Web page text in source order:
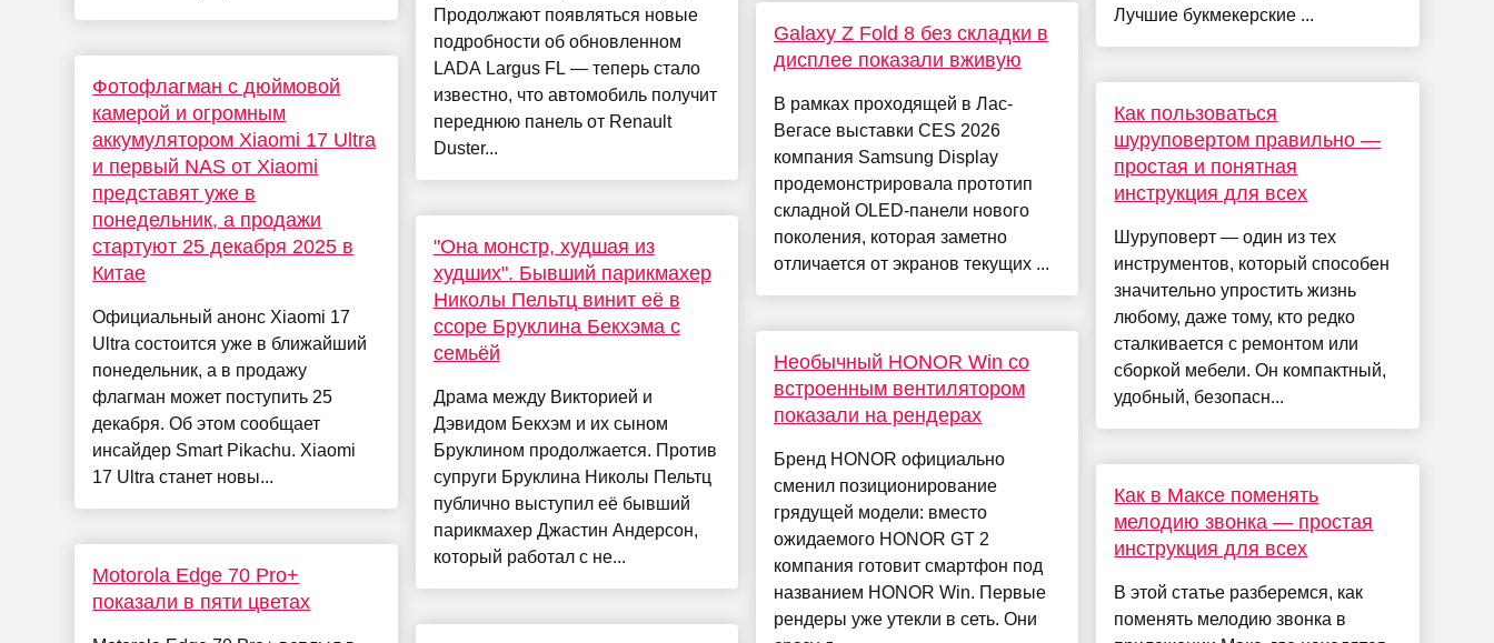
Фотофлагман с дюймовой
камерой и огромным
аккумулятором Xiaomi 17 Ultra
и первый NAS от Xiaomi
представят уже в
понедельник, а продажи
стартуют 25 декабря 2025 в
Китае
Официальный анонс Xiaomi 17
Ultra состоится уже в ближайший
понедельник, а в продажу
флагман может поступить 25
декабря. Об этом сообщает
инсайдер Smart Pikachu. Xiaomi
17 Ultra станет новы...
Motorola Edge 70 Pro+
показали в пяти цветах
Продолжают появляться новые
подробности об обновленном
LADA Largus FL — теперь стало
известно, что автомобиль получит
переднюю панель от Renault
Duster...
"Она монстр, худшая из
худших". Бывший парикмахер
Николы Пельтц винит её в
ссоре Бруклина Бекхэма с
семьёй
Драма между Викторией и
Дэвидом Бекхэм и их сыном
Бруклином продолжается. Против
супруги Бруклина Николы Пельтц
публично выступил её бывший
парикмахер Джастин Андерсон,
который работал с не...
Galaxy Z Fold 8 без складки в
дисплее показали вживую
В рамках проходящей в Лас-
Вегасе выставки CES 2026
компания Samsung Display
продемонстрировала прототип
складной OLED-панели нового
поколения, которая заметно
отличается от экранов текущих ...
Необычный HONOR Win со
встроенным вентилятором
показали на рендерах
Бренд HONOR официально
сменил позиционирование
грядущей модели: вместо
ожидаемого HONOR GT 2
компания готовит смартфон под
названием HONOR Win. Первые
рендеры уже утекли в сеть. Они
Лучшие букмекерские ...
Как пользоваться
шуруповертом правильно —
простая и понятная
инструкция для всех
Шуруповерт — один из тех
инструментов, который способен
значительно упростить жизнь
любому, даже тому, кто редко
сталкивается с ремонтом или
сборкой мебели. Он компактный,
удобный, безопасн...
Как в Максе поменять
мелодию звонка — простая
инструкция для всех
В этой статье разберемся, как
поменять мелодию звонка в